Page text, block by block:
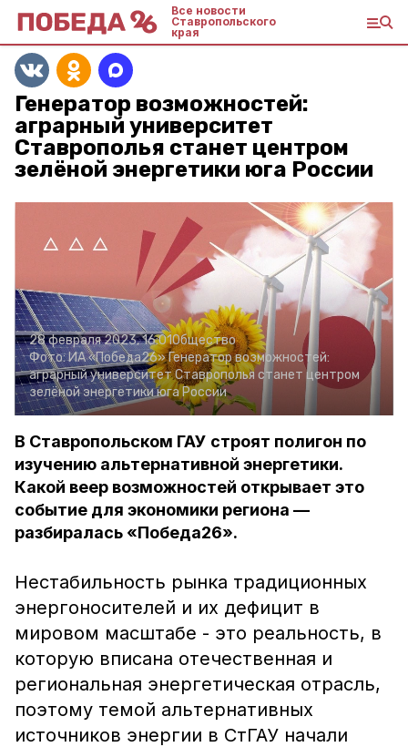
Все новости
Ставропольского
края
Генератор возможностей:
аграрный университет
Ставрополья станет центром
зелёной энергетики юга России
28 февраля 2023, 16:01Общество
Фото:ИА «Победа26»Генератор возможностей:
аграрный университет Ставрополья станет центром
зелёной энергетики юга России
В Ставропольском ГАУ строят полигон по
изучению альтернативной энергетики.
Какой веер возможностей открывает это
событие для экономики региона —
разбиралась «Победа26».
Нестабильность рынка традиционных
энергоносителей и их дефицит в
мировом масштабе - это реальность, в
которую вписана отечественная и
региональная энергетическая отрасль,
поэтому темой альтернативных
источников энергии в СтГАУ начали